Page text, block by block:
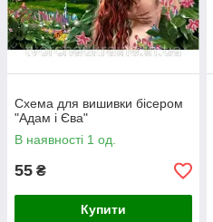
Схема для вишивки бісером
"Адам і Єва"
В наявності 1 од.
55 ₴
Купити